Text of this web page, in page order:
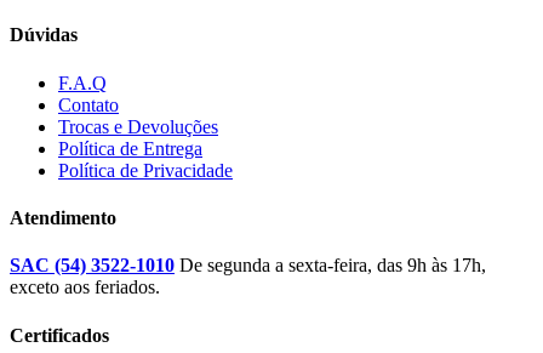
Dúvidas
F.A.Q
Contato
Trocas e Devoluções
Política de Entrega
Política de Privacidade
Atendimento
SAC (54) 3522-1010 De segunda a sexta-feira, das 9h às 17h,
exceto aos feriados.
Certificados